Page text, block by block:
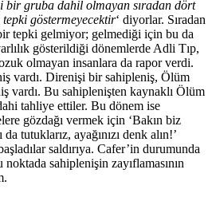
bir gruba dahil olmayan sıradan dört
tepki göstermeyecektir‘ diyorlar. Sıradan
tepki gelmiyor; gelmediği için bu da
gösterildiği dönemlerde Adli Tıp,
olmayan insanlara da rapor verdi.
vardı. Direnişi bir sahipleniş, Ölüm
vardı. Bu sahiplenişten kaynaklı Ölüm
tahliye ettiler. Bu dönem ise
gözdağı vermek için ‘Bakın biz
tutuklarız, ayağınızı denk alın!’
saldırıya. Cafer’in durumunda
sahiplenişin zayıflamasının